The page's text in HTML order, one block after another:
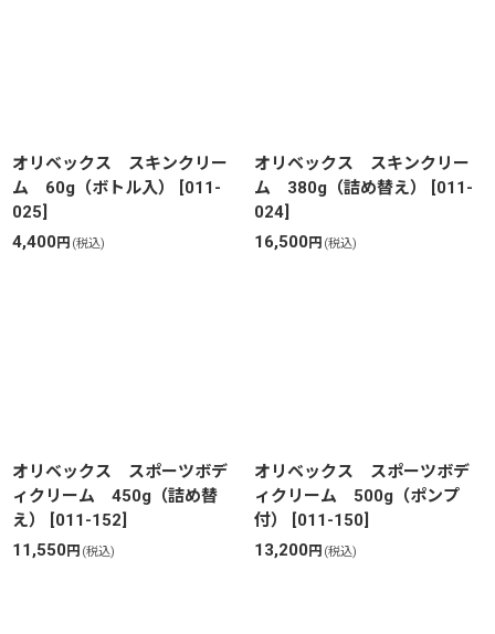
オリベックス スキンクリー
ム 60g（ボトル入）
[011-
025]
4,400円 (税込)
オリベックス スキンクリー
ム 380g（詰め替え）
[011-
024]
16,500円 (税込)
オリベックス スポーツボデ
ィクリーム 450g（詰め替
え）
[011-152]
11,550円 (税込)
オリベックス スポーツボデ
ィクリーム 500g（ポンプ
付）
[011-150]
13,200円 (税込)